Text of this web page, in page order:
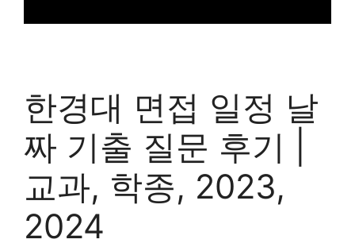
한경대 면접 일정 날
짜 기출 질문 후기 |
교과, 학종, 2023,
2024